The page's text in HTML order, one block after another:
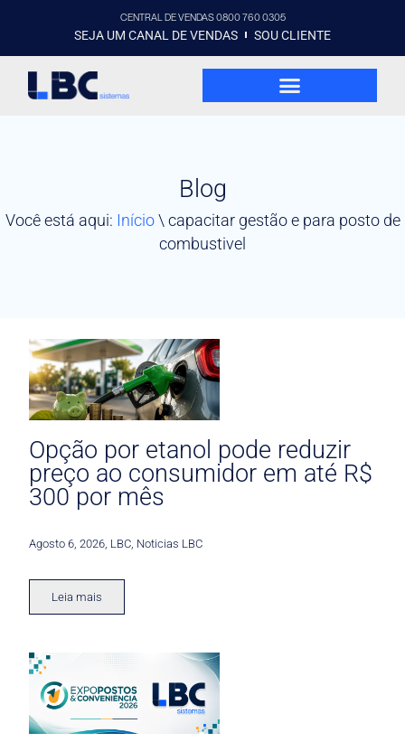
CENTRAL DE VENDAS 0800 760 0305
SEJA UM CANAL DE VENDAS SOU CLIENTE
Blog
Você está aqui: Início\ capacitar gestão e para posto de
combustivel
Opção por etanol pode reduzir
preço ao consumidor em até R$
300 por mês
Agosto 6, 2026 LBC Noticias LBC
Leia mais